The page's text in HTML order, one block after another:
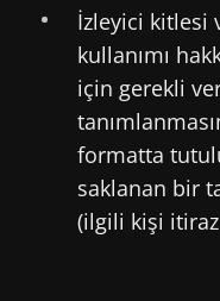
İzleyici kitlesi
kullanımı
için gerekli
formatta
saklanan bir
(ilgili kişi
Yönlendirilmek
Biocodex
kalın
Biocodex'ten
olmak
Biocodex
koşullarive
kabul
* Zorunlu alan
BMI 20-35
Araştır